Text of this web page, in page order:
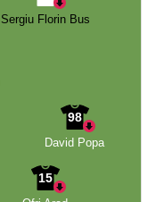
Sergiu Florin Bus
98
David Popa
15